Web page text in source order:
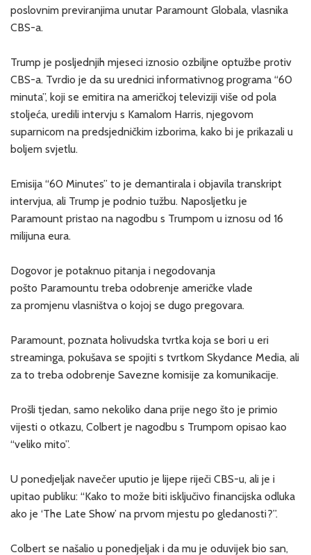
poslovnim previranjima unutar Paramount Globala, vlasnika
CBS-a.
Trump je posljednjih mjeseci iznosio ozbiljne optužbe protiv
CBS-a. Tvrdio je da su urednici informativnog programa “60
minuta”, koji se emitira na američkoj televiziji više od pola
stoljeća, uredili intervju s Kamalom Harris, njegovom
suparnicom na predsjedničkim izborima, kako bi je prikazali u
boljem svjetlu.
Emisija “60 Minutes” to je demantirala i objavila transkript
intervjua, ali Trump je podnio tužbu. Naposljetku je
Paramount pristao na nagodbu s Trumpom u iznosu od 16
milijuna eura.
Dogovor je potaknuo pitanja i negodovanja
pošto Paramountu treba odobrenje američke vlade
za promjenu vlasništva o kojoj se dugo pregovara.
Paramount, poznata holivudska tvrtka koja se bori u eri
streaminga, pokušava se spojiti s tvrtkom Skydance Media, ali
za to treba odobrenje Savezne komisije za komunikacije.
Prošli tjedan, samo nekoliko dana prije nego što je primio
vijesti o otkazu, Colbert je nagodbu s Trumpom opisao kao
“veliko mito”.
U ponedjeljak navečer uputio je lijepe riječi CBS-u, ali je i
upitao publiku: “Kako to može biti isključivo financijska odluka
ako je ‘The Late Show’ na prvom mjestu po gledanosti?”.
Colbert se našalio u ponedjeljak i da mu je oduvijek bio san,